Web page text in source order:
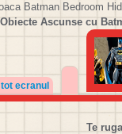
Batman Bedroom
Ascunse cu
ecranul
Te